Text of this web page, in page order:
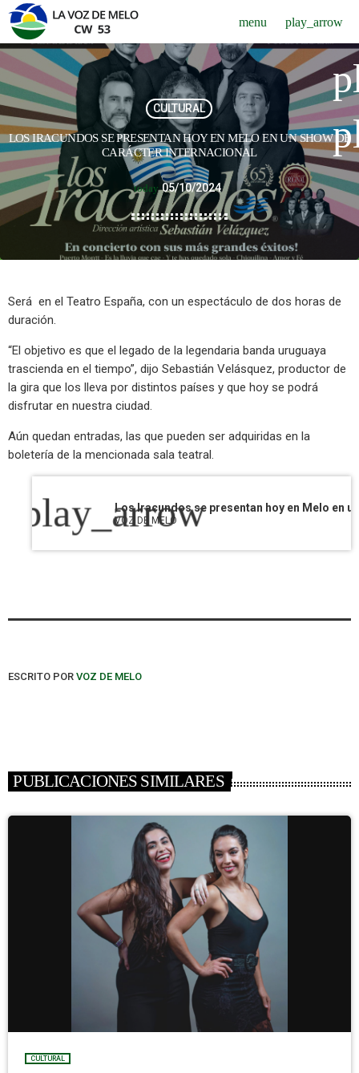
menu play_arrow
CULTURAL
LOS IRACUNDOS SE PRESENTAN HOY EN MELO EN UN SHOW DE
CARÁCTER INTERNACIONAL
today 05/10/2024
Será en el Teatro España, con un espectáculo de dos horas de
duración.
“El objetivo es que el legado de la legendaria banda uruguaya
trascienda en el tiempo”, dijo Sebastián Velásquez, productor de
la gira que los lleva por distintos países y que hoy se podrá
disfrutar en nuestra ciudad.
Aún quedan entradas, las que pueden ser adquiridas en la
boletería de la mencionada sala teatral.
play_arrow
VOZ DE MELO
ESCRITO POR VOZ DE MELO
PUBLICACIONES SIMILARES
CULTURAL